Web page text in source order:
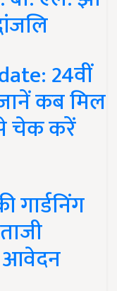
24वीं
कब मिल
चेक करें
गार्डनिंग
आवेदन